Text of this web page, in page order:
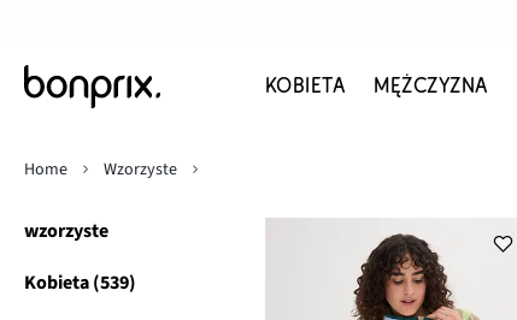
KOBIETA MĘŻCZYZNA
wzorzyste
Kobieta (539)
Home Wzorzyste